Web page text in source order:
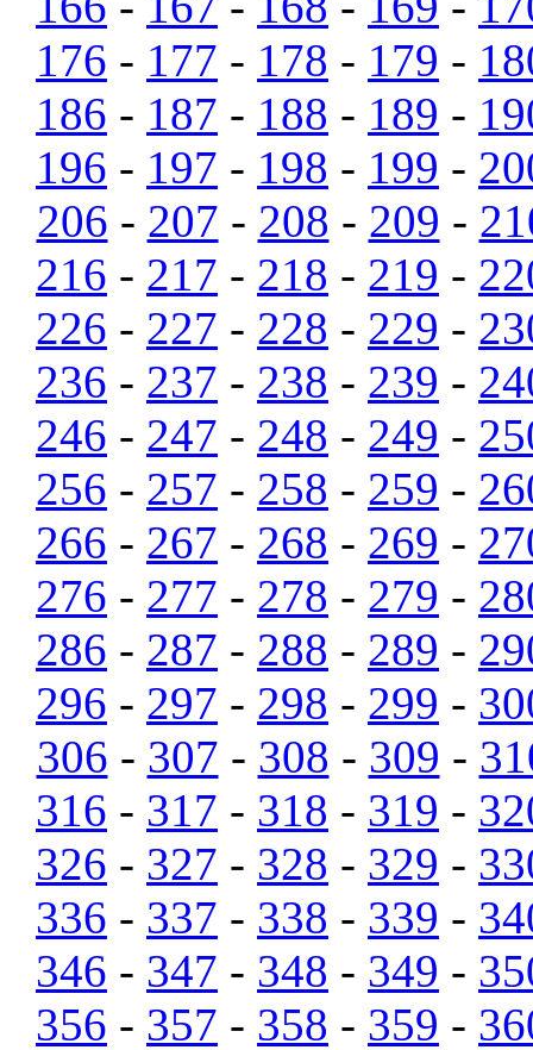
176 - 177 - 178 - 179 -
186 - 187 - 188 - 189 -
196 - 197 - 198 - 199 -
206 - 207 - 208 - 209 -
216 - 217 - 218 - 219 -
226 - 227 - 228 - 229 -
236 - 237 - 238 - 239 -
246 - 247 - 248 - 249 -
256 - 257 - 258 - 259 -
266 - 267 - 268 - 269 -
276 - 277 - 278 - 279 -
286 - 287 - 288 - 289 -
296 - 297 - 298 - 299 -
306 - 307 - 308 - 309 -
316 - 317 - 318 - 319 -
326 - 327 - 328 - 329 -
336 - 337 - 338 - 339 -
346 - 347 - 348 - 349 -
356 - 357 - 358 - 359 -